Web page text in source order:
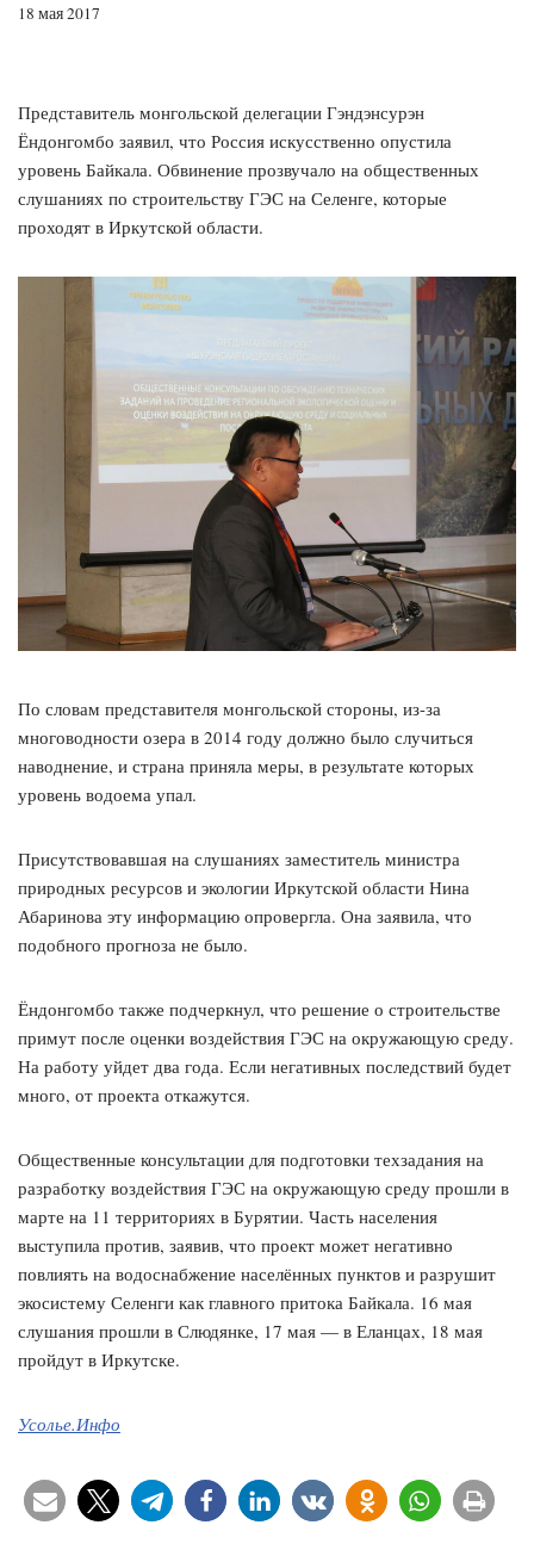
18 мая 2017
Представитель монгольской делегации Гэндэнсурэн
Ёндонгомбо заявил, что Россия искусственно опустила
уровень Байкала. Обвинение прозвучало на общественных
слушаниях по строительству ГЭС на Селенге, которые
проходят в Иркутской области.
По словам представителя монгольской стороны, из-за
многоводности озера в 2014 году должно было случиться
наводнение, и страна приняла меры, в результате которых
уровень водоема упал.
Присутствовавшая на слушаниях заместитель министра
природных ресурсов и экологии Иркутской области Нина
Абаринова эту информацию опровергла. Она заявила, что
подобного прогноза не было.
Ёндонгомбо также подчеркнул, что решение о строительстве
примут после оценки воздействия ГЭС на окружающую среду.
На работу уйдет два года. Если негативных последствий будет
много, от проекта откажутся.
Общественные консультации для подготовки техзадания на
разработку воздействия ГЭС на окружающую среду прошли в
марте на 11 территориях в Бурятии. Часть населения
выступила против, заявив, что проект может негативно
повлиять на водоснабжение населённых пунктов и разрушит
экосистему Селенги как главного притока Байкала. 16 мая
слушания прошли в Слюдянке, 17 мая — в Еланцах, 18 мая
пройдут в Иркутске.
Усолье.Инфо